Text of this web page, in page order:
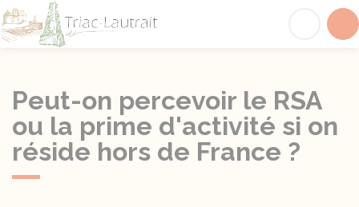
Peut-on percevoir le RSA
ou la prime d'activité si on
réside hors de France ?